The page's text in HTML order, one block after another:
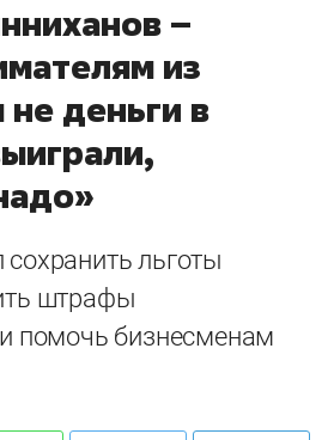
–
из
деньги в
льготы
штрафы
помочь бизнесменам